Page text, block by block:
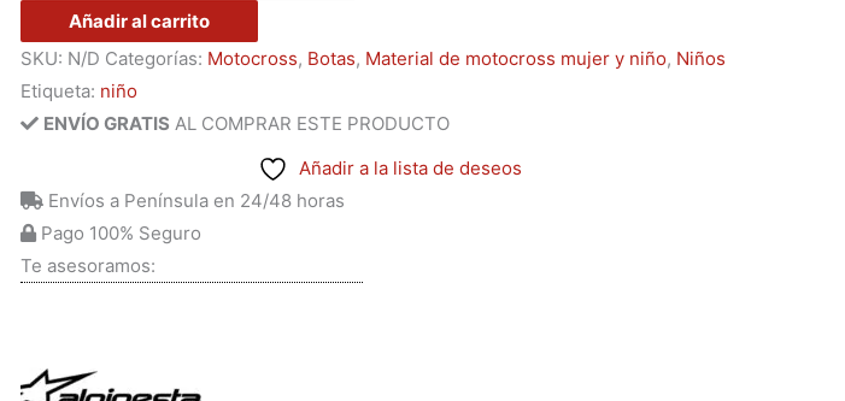
Añadir al carrito
SKU: N/D Categorías: Motocross, Botas, Material de motocross mujer y niño, Niños
Etiqueta: niño
ENVÍO GRATIS AL COMPRAR ESTE PRODUCTO
Añadir a la lista de deseos
Envíos a Península en 24/48 horas
Pago 100% Seguro
Te asesoramos: